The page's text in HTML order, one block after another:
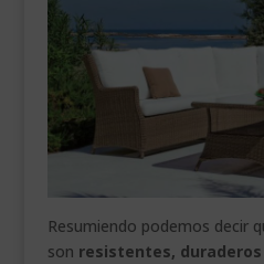
Resumiendo podemos decir
son resistentes,